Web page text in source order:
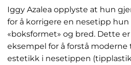
Iggy Azalea opplyste at hun
for å korrigere en nesetipp
«boksformet» og bred. Dette
eksempel for å forstå
estetikk i nesetippen